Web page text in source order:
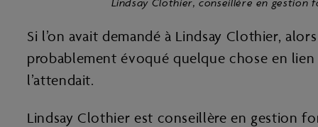
Si l’on avait demandé à Lindsay Clothier,
probablement évoqué quelque chose en
l’attendait.
Lindsay Clothier est conseillère en gestion